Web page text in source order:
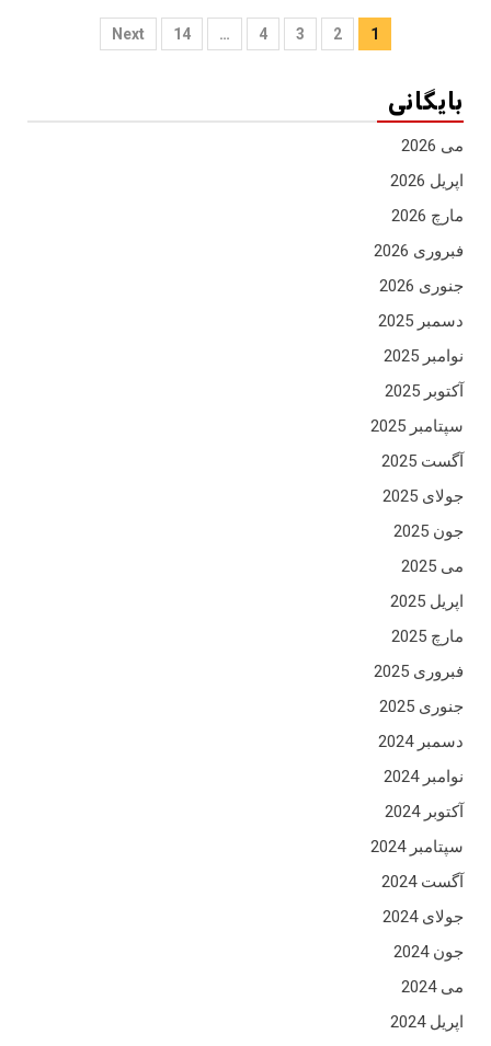
صفحه
مشارکه
1
2
3
4
…
14
Next
بایگانی
می 2026
اپریل 2026
مارچ 2026
فبروری 2026
جنوری 2026
دسمبر 2025
نوامبر 2025
آکتوبر 2025
سپتامبر 2025
آگست 2025
جولای 2025
جون 2025
می 2025
اپریل 2025
مارچ 2025
فبروری 2025
جنوری 2025
دسمبر 2024
نوامبر 2024
آکتوبر 2024
سپتامبر 2024
آگست 2024
جولای 2024
جون 2024
می 2024
اپریل 2024